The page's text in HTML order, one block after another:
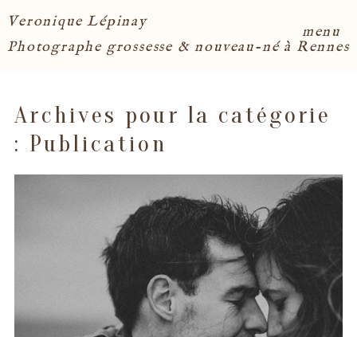
menu
Veronique Lépinay
Photographe grossesse & nouveau-né à Rennes
Archives pour la catégorie
: Publication